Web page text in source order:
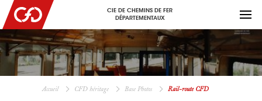
CIE DE CHEMINS DE FER
DÉPARTEMENTAUX
Accueil CFD héritage Base Photos Rail-route CFD